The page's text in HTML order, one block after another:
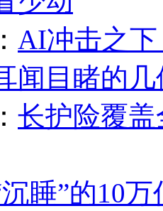
： AI冲击之
闻目睹的
： 长护险覆
睡”的10